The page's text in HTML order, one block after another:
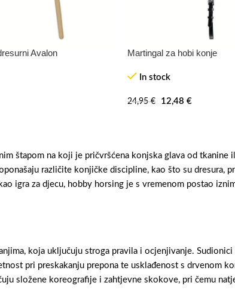
Avalon Martingal za hobi konje
In stock
24,95€ 12,48€
štapom na koji je pričvršćena konjska glava od tkanine
različite konjičke discipline, kao što su dresura,
igra za djecu, hobby horsing je s vremenom postao
koja uključuju stroga pravila i ocjenjivanje. Sudionici
pri preskakanju prepona te usklađenost s drvenom
složene koreografije i zahtjevne skokove, pri čemu